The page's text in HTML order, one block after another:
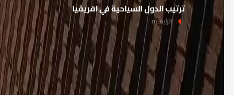
ترتيب الدول السياحية في افريقيا
الرئيسية